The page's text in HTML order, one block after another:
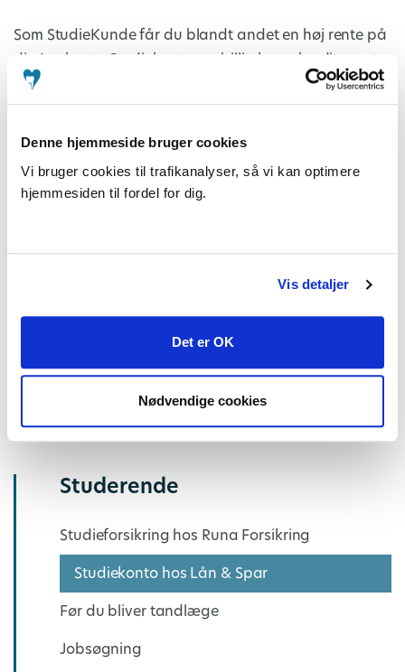
Denne hjemmeside bruger cookies
Vi bruger cookies til trafikanalyser, så vi kan optimere
hjemmesiden til fordel for dig.
Vis detaljer
Det er OK
Nødvendige cookies
Som StudieKunde får du blandt andet en høj rente på
Visa/Dankort og Mastercard uden gebyrer. Og det
bedste er, at du får lov til at beholde kontoen tre år
kender dig og dine medstuderende bedre end de
Går du i boligtanker? Som noget helt særligt kan du
som StudieKunde i Lån & Spar ansøge om lån til en
Skal du på udveksling et semester? Læs bankens
gode råd om din økonomi lige her
Studerende
Studieforsikring hos Runa Forsikring
Studiekonto hos Lån & Spar
Før du bliver tandlæge
Jobsøgning